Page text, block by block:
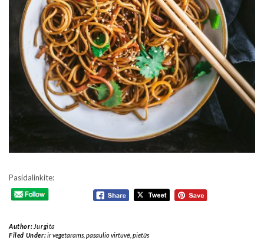
Pasidalinkite:
Author: Jurgita
Filed Under:ir vegetarams, pasaulio virtuvė, pietūs